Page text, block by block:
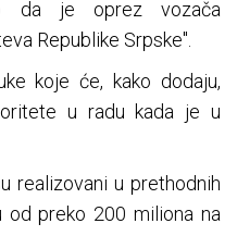
da je oprez vozača
Republike Srpske".
koje će, kako dodaju,
u radu kada je u
realizovani u prethodnih
od preko 200 miliona na